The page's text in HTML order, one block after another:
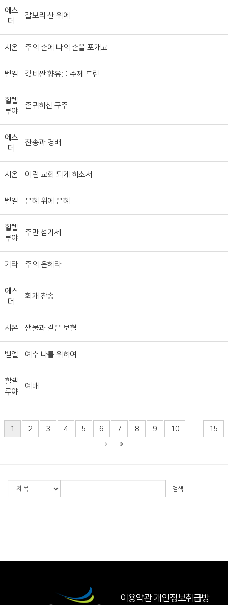
에스
더
갈보리 산 위에
시온 주의 손에 나의 손을 포개고
벧엘 값비싼 향유를 주께 드린
할렐
루야
존귀하신 구주
에스
더
찬송과 경배
시온 이런 교회 되게 하소서
벧엘 은혜 위에 은혜
할렐
루야
주만 섬기세
기타 주의 은혜라
에스
더
회개 찬송
시온 샘물과 같은 보혈
벧엘 예수 나를 위하여
할렐
루야
예배
1 2 3 4 5 6 7 8 9 10 15
검색
이용약관 개인정보취급방